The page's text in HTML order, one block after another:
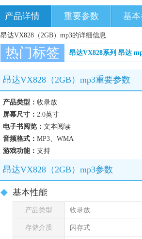
产品详情 重要参数 基
昂达VX828（2GB）mp3的详细信息
热门标签 昂达VX828系列 昂达
昂达VX828（2GB）mp3重要参数
产品类型： 收录放
屏幕尺寸： 2.0英寸
电子书阅览： 文本阅读
音频格式： MP3、WMA
游戏功能： 支持
昂达VX828（2GB）mp3参数
基本性能
产品类型 收录放
存储介质 闪存式